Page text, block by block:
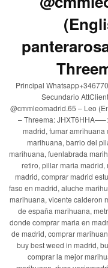
Principal
Secundario
@cmmleomadrid.65 – Leo
– Threema:
madrid, fumar
marihuana, barrio del
marihuana, fuenlabrada
retiro, pillar maria
madrid, comprar madrid
faso en madrid, aluche
marihuana, vicente calderon
de españa marihuana,
donde comprar maria en
de madrid, comprar
buy best weed in madrid,
comprar la mejor